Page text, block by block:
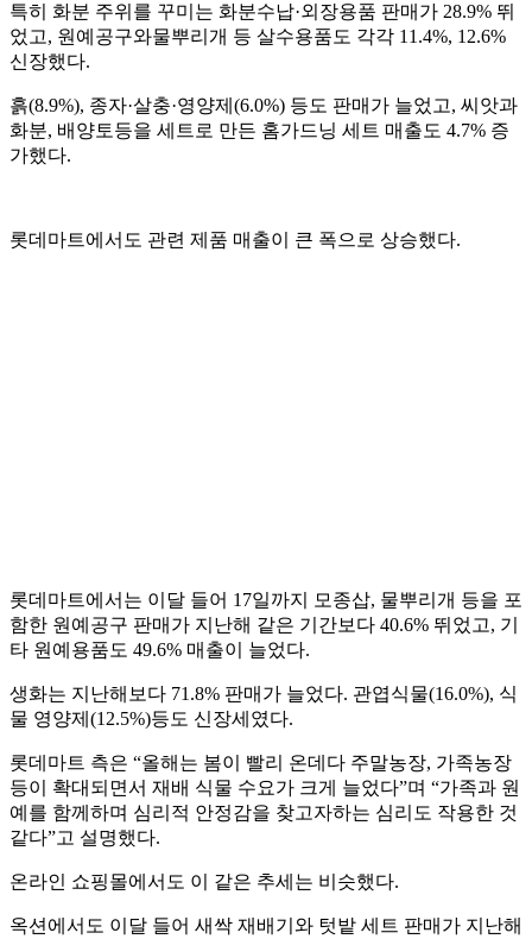
특히 화분 주위를 꾸미는 화분수납·외장용품 판매가 28.9% 뛰
었고, 원예공구와물뿌리개 등 살수용품도 각각 11.4%, 12.6%
신장했다.
흙(8.9%), 종자·살충·영양제(6.0%) 등도 판매가 늘었고, 씨앗과
화분, 배양토등을 세트로 만든 홈가드닝 세트 매출도 4.7% 증
가했다.
롯데마트에서도 관련 제품 매출이 큰 폭으로 상승했다.
롯데마트에서는 이달 들어 17일까지 모종삽, 물뿌리개 등을 포
함한 원예공구 판매가 지난해 같은 기간보다 40.6% 뛰었고, 기
타 원예용품도 49.6% 매출이 늘었다.
생화는 지난해보다 71.8% 판매가 늘었다. 관엽식물(16.0%), 식
물 영양제(12.5%)등도 신장세였다.
롯데마트 측은 “올해는 봄이 빨리 온데다 주말농장, 가족농장
등이 확대되면서 재배 식물 수요가 크게 늘었다”며 “가족과 원
예를 함께하며 심리적 안정감을 찾고자하는 심리도 작용한 것
같다”고 설명했다.
온라인 쇼핑몰에서도 이 같은 추세는 비슷했다.
옥션에서도 이달 들어 새싹 재배기와 텃밭 세트 판매가 지난해